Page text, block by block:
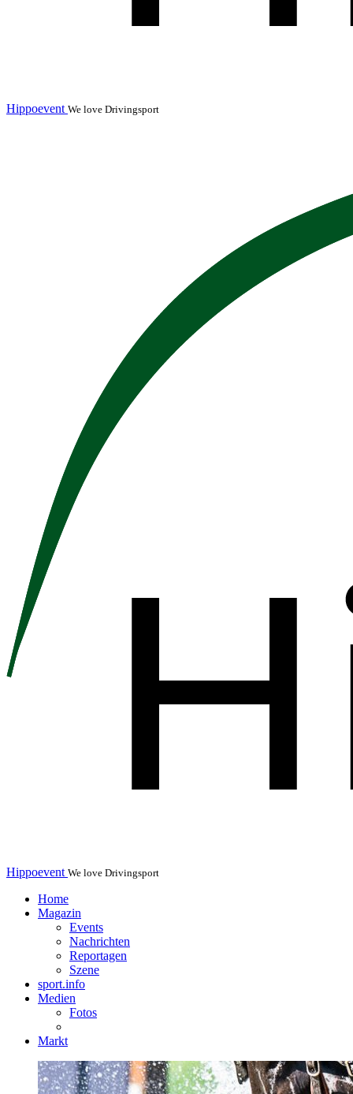
Hippoevent We love Drivingsport
Hippoevent We love Drivingsport
Home
Magazin
Events
Nachrichten
Reportagen
Szene
sport.info
Medien
Fotos
Markt